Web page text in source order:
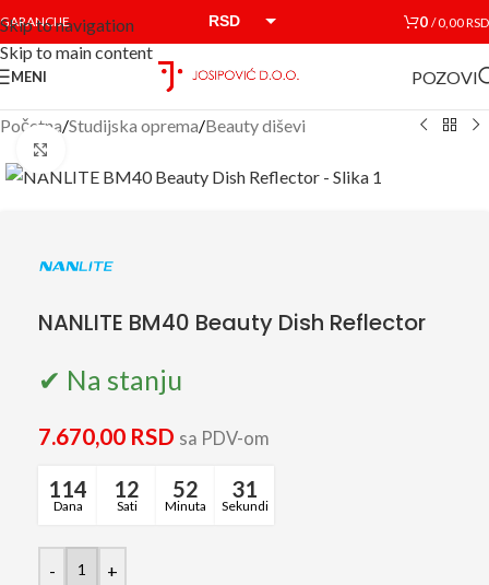
Skip to navigation
Skip to main content
GARANCIJE RSD 0 /0,00RSD
MENI POZOVI
Početna/Studijska oprema/Beauty diševi
NANLITE BM40 Beauty Dish Reflector
✔ Na stanju
7.670,00 RSD sa PDV-om
114
Dana
12
Sati
52
Minuta
30
Sekundi
- +